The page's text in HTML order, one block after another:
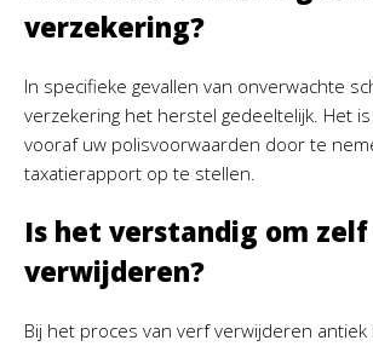
verzekering?
In specifieke gevallen van onverwachte
verzekering het herstel gedeeltelijk. Het
vooraf uw polisvoorwaarden door te
taxatierapport op te stellen.
Is het verstandig om
verwijderen?
Bij het proces van verf verwijderen